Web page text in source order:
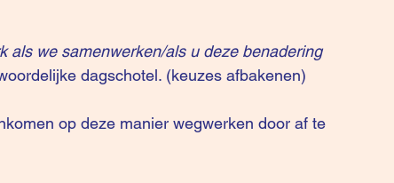
als we samenwerken/als u deze benadering
dagschotel. (keuzes afbakenen)
op deze manier wegwerken door af te